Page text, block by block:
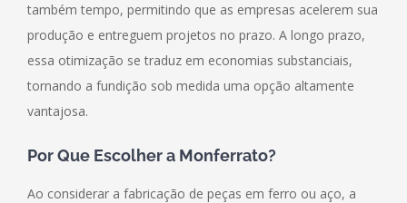
também tempo, permitindo que as empresas acelerem sua
produção e entreguem projetos no prazo. A longo prazo,
essa otimização se traduz em economias substanciais,
tornando a fundição sob medida uma opção altamente
vantajosa.
Por Que Escolher a Monferrato?
Ao considerar a fabricação de peças em ferro ou aço, a